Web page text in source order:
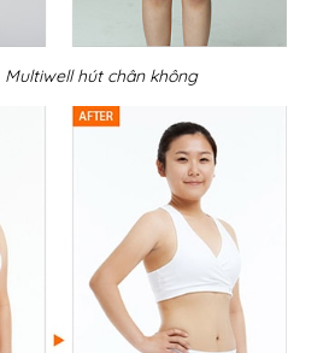
Multiwell hút chân không